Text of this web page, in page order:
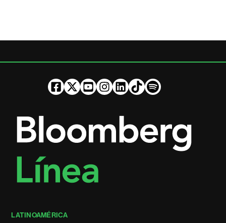
LATINOAMÉRICA